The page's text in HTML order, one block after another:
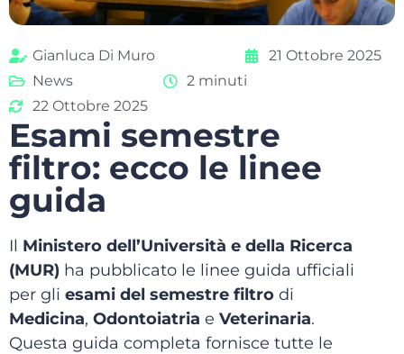
Gianluca Di Muro
21 Ottobre 2025
News
2 minuti
22 Ottobre 2025
Esami semestre
filtro: ecco le linee
guida
Il Ministero dell’Università e della Ricerca
(MUR) ha pubblicato le linee guida ufficiali
per gli esami del semestre filtro di
Medicina, Odontoiatria e Veterinaria.
Questa guida completa fornisce tutte le